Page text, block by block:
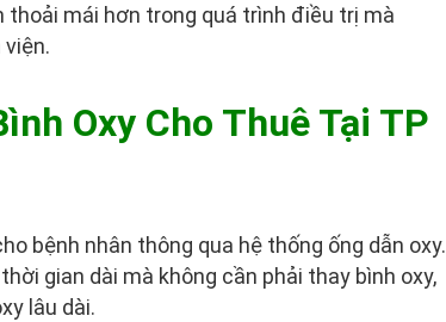
thoải mái hơn trong quá trình điều trị mà
Oxy Cho Thuê Tại TP
bệnh nhân thông qua hệ thống ống dẫn oxy.
gian dài mà không cần phải thay bình oxy,
lâu dài.